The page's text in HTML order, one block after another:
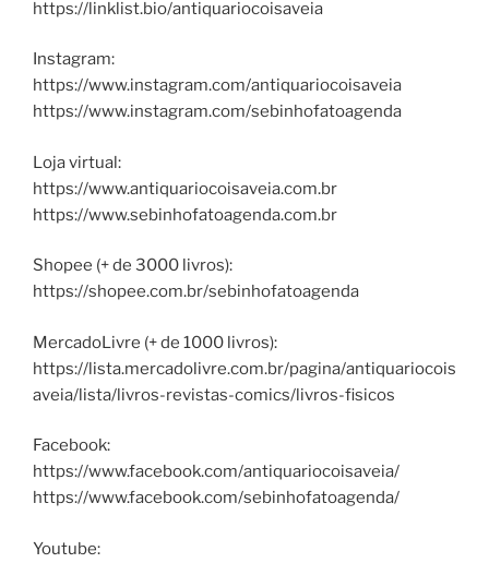
https://linklist.bio/antiquariocoisaveia
Instagram:
https://www.instagram.com/antiquariocoisaveia
https://www.instagram.com/sebinhofatoagenda
Loja virtual:
https://www.antiquariocoisaveia.com.br
https://www.sebinhofatoagenda.com.br
Shopee (+ de 3000 livros):
https://shopee.com.br/sebinhofatoagenda
MercadoLivre (+ de 1000 livros):
https://lista.mercadolivre.com.br/pagina/antiquariocois
aveia/lista/livros-revistas-comics/livros-fisicos
Facebook:
https://www.facebook.com/antiquariocoisaveia/
https://www.facebook.com/sebinhofatoagenda/
Youtube: